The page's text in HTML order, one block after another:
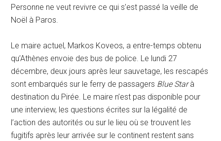
Personne ne veut revivre ce qui s’est passé la veille de
Noël à Paros.
Le maire actuel, Markos Koveos, a entre-temps obtenu
qu’Athènes envoie des bus de police. Le lundi 27
décembre, deux jours après leur sauvetage, les rescapés
sont embarqués sur le ferry de passagers Blue Starà
destination du Pirée. Le maire n’est pas disponible pour
une interview, les questions écrites sur la légalité de
l’action des autorités ou sur le lieu où se trouvent les
fugitifs après leur arrivée sur le continent restent sans